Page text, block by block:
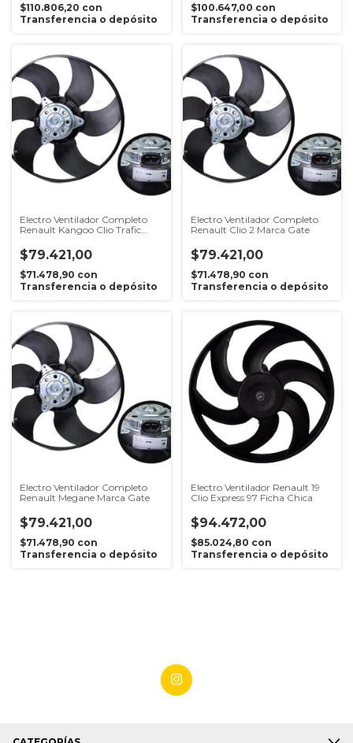
$110.806,20 con
Transferencia o depósito
$100.647,00 con
Transferencia o depósito
Electro Ventilador Completo
Renault Kangoo Clio Trafic
$79.421,00
$71.478,90 con
Transferencia o depósito
Electro Ventilador Completo
Renault Clio 2 Marca Gate
$79.421,00
$71.478,90 con
Transferencia o depósito
Electro Ventilador Completo
Renault Megane Marca Gate
$79.421,00
$71.478,90 con
Transferencia o depósito
Electro Ventilador Renault 19
Clio Express 97 Ficha Chica
$94.472,00
$85.024,80 con
Transferencia o depósito